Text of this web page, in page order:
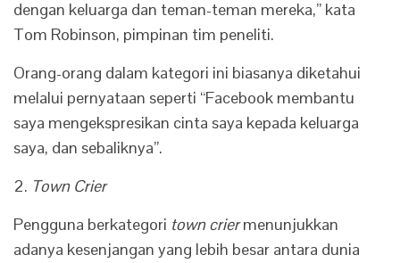
dengan keluarga dan teman-teman mereka,” kata
Tom Robinson, pimpinan tim peneliti.
Orang-orang dalam kategori ini biasanya diketahui
melalui pernyataan seperti “Facebook membantu
saya mengekspresikan cinta saya kepada keluarga
saya, dan sebaliknya”.
2. Town Crier
Pengguna berkategori town criermenunjukkan
adanya kesenjangan yang lebih besar antara dunia